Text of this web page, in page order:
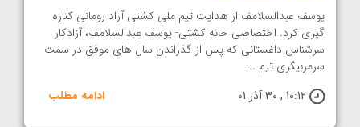
یوسف عبدالسلامف از هدایت تیم ملی کشتی آزاد رومانی کناره
گیری کرد. اختصاصی خانه کشتی- یوسف عبدالسلامف، آزادکار
سرشناس داغستانی که پس از گذراندن سال های موفق در سمت
سرمربیگری تیم ...
10:12 , 30 آذر 01
ادامه مطلب